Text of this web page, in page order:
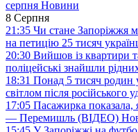
серпня Новини
8 Серпня
21:35 Чи стане Запоріжжя
на петицію 25 тисяч
20:30 Вийшов із квартири
поліцейські знайшли
18:31 Понад 5 тисяч родин
світлом після російського
17:05 Пасажирка показала,
— Перемишль (ВІДЕО)